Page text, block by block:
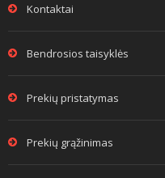
Kontaktai
Bendrosios taisyklės
Prekių pristatymas
Prekių grąžinimas